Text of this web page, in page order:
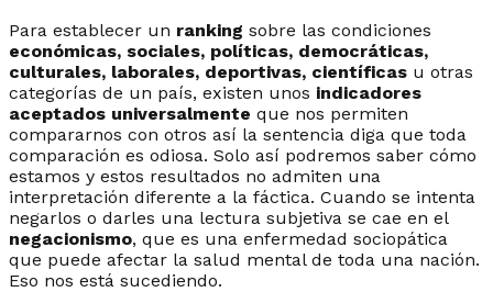
Para establecer un ranking sobre las condiciones
económicas, sociales, políticas, democráticas,
culturales, laborales, deportivas, científicas u otras
categorías de un país, existen unos indicadores
aceptados universalmente que nos permiten
compararnos con otros así la sentencia diga que toda
comparación es odiosa. Solo así podremos saber cómo
estamos y estos resultados no admiten una
interpretación diferente a la fáctica. Cuando se intenta
negarlos o darles una lectura subjetiva se cae en el
negacionismo, que es una enfermedad sociopática
que puede afectar la salud mental de toda una nación.
Eso nos está sucediendo.